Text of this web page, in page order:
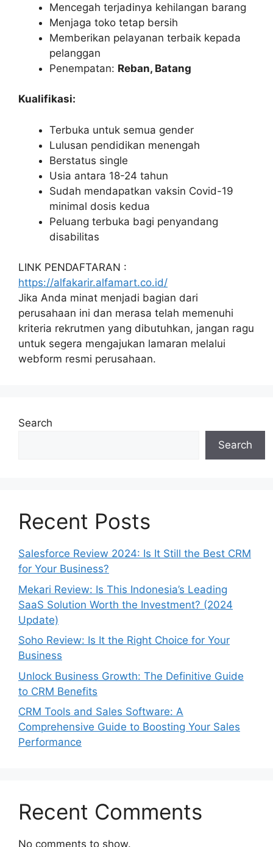
Mencegah terjadinya kehilangan barang
Menjaga toko tetap bersih
Memberikan pelayanan terbaik kepada
pelanggan
Penempatan: Reban, Batang
Kualifikasi:
Terbuka untuk semua gender
Lulusan pendidikan menengah
Berstatus single
Usia antara 18-24 tahun
Sudah mendapatkan vaksin Covid-19
minimal dosis kedua
Peluang terbuka bagi penyandang
disabilitas
LINK PENDAFTARAN :
https://alfakarir.alfamart.co.id/
Jika Anda minat menjadi bagian dari
perusahaan ini dan merasa telah memenuhi
kriteria rekrutmen yang dibutuhkan, jangan ragu
untuk segera mengajukan lamaran melalui
webform resmi perusahaan.
Search
Search
Recent Posts
Salesforce Review 2024: Is It Still the Best CRM
for Your Business?
Mekari Review: Is This Indonesia’s Leading
SaaS Solution Worth the Investment? (2024
Update)
Soho Review: Is It the Right Choice for Your
Business
Unlock Business Growth: The Definitive Guide
to CRM Benefits
CRM Tools and Sales Software: A
Comprehensive Guide to Boosting Your Sales
Performance
Recent Comments
No comments to show.